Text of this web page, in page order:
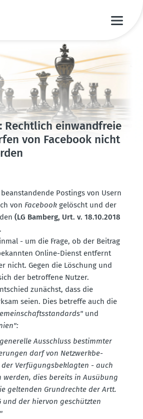
Rechtlich einwand­freie
von Facebook nicht
Postings von Usern
von Facebook gelöscht und der
(LG Bamberg, Urt. v. 18.10.2018
.
- um die Frage, ob der Beitrag
Online-Dienst entfernt
nicht. Gegen die Löschung und
der betroffene Nutzer.
zunächst, dass die
seien. Dies betreffe auch die
und
Ausschluss bestimmter
darf von Netzwerk­be­
Verfü­gungs­be­klagten - auch
werden, dies bereits in Ausübung
geltenden Grund­rechte der Artt.
und der hiervon geschützten